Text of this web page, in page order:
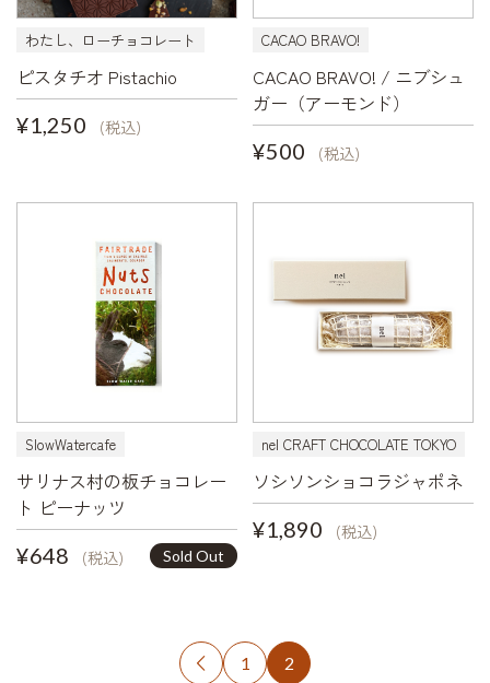
わたし、ローチョコレート
ピスタチオ Pistachio
¥1,250
(税込)
CACAO BRAVO!
CACAO BRAVO! / ニブシュ
ガー（アーモンド）
¥500
(税込)
SlowWatercafe
サリナス村の板チョコレー
ト ピーナッツ
¥648
(税込) Sold Out
nel CRAFT CHOCOLATE TOKYO
ソシソンショコラジャポネ
¥1,890
(税込)
 1 2